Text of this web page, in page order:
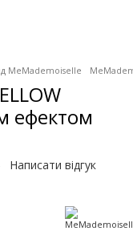
MeMademoiselle
ефектом
Написати відгук